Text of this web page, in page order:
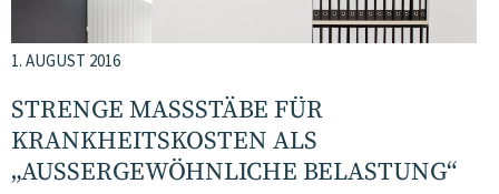
1. AUGUST 2016
STRENGE MASSSTÄBE FÜR K
RANKHEITSKOSTEN ALS „
AUSSERGEWÖHNLICHE BELASTUNG“